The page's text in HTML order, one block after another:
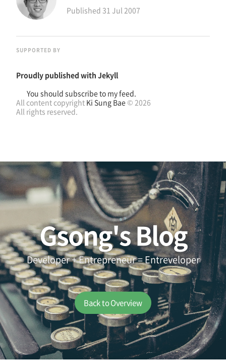
Published 31 Jul 2007
SUPPORTED BY
Proudly published with Jekyll
You should subscribe to my feed.
All content copyright Ki Sung Bae© 2026
All rights reserved.
Gsong's Blog
Developer + Entrepreneur = Entreveloper
Back to Overview